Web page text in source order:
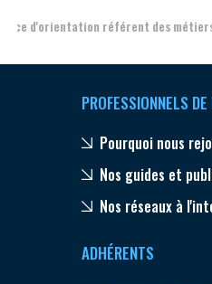
Formation et l'insertion de
PROFESSIONNELS
Pourquoi nous
Nos guides et
Nos réseaux à
ADHÉRENTS